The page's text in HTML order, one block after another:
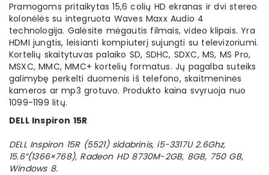
Pramogoms pritaikytas 15,6 colių HD ekranas ir dvi stereo
kolonėlės su integruota Waves Maxx Audio 4
technologija. Galėsite mėgautis filmais, video klipais. Yra
HDMI jungtis, leisianti kompiuterį sujungti su televizoriumi.
Kortelių skaitytuvas palaiko SD, SDHC, SDXC, MS, MS Pro,
MSXC, MMC, MMC+ kortelių formatus. Jų pagalba suteiks
galimybę perkelti duomenis iš telefono, skaitmeninės
kameros ar mp3 grotuvo. Produkto kaina svyruoja nuo
1099-1199 litų.
DELL Inspiron 15R
DELL Inspiron 15R (5521) sidabrinis, i5-3317U 2.6Ghz,
15.6”(1366×768), Radeon HD 8730M-2GB, 8GB, 750 GB,
Windows 8.